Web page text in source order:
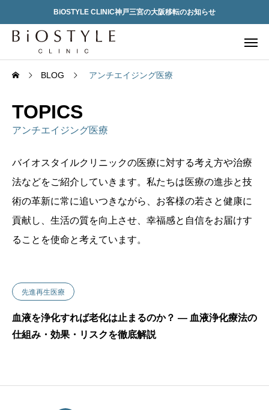
BiOSTYLE CLINIC神戸三宮の大阪移転のお知らせ
BLOG アンチエイジング医療
TOPICS
アンチエイジング医療
バイオスタイルクリニックの医療に対する考え方や治療
法などをご紹介していきます。私たちは医療の進歩と技
術の革新に常に追いつきながら、お客様の若さと健康に
貢献し、生活の質を向上させ、幸福感と自信をお届けす
ることを使命と考えています。
先進再生医療
血液を浄化すれば老化は止まるのか？ ― 血液浄化療法の
仕組み・効果・リスクを徹底解説